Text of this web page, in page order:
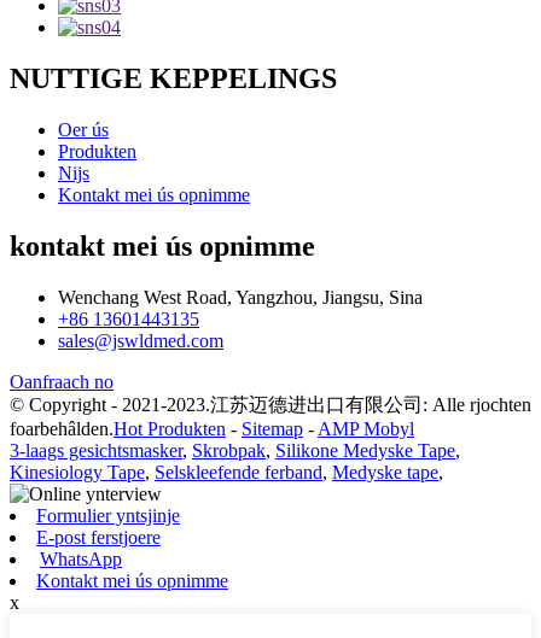
NUTTIGE KEPPELINGS
Oer ús
Produkten
Nijs
Kontakt mei ús opnimme
kontakt mei ús opnimme
Wenchang West Road, Yangzhou, Jiangsu, Sina
+86 13601443135
sales@jswldmed.com
Oanfraach no
© Copyright - 2021-2023.江苏迈德进出口有限公司: Alle rjochten
foarbehâlden.Hot Produkten - Sitemap - AMP Mobyl
3-laags gesichtsmasker, Skrobpak, Silikone Medyske Tape,
Kinesiology Tape, Selskleefende ferband, Medyske tape,
Formulier yntsjinje
E-post ferstjoere
WhatsApp
Kontakt mei ús opnimme
x